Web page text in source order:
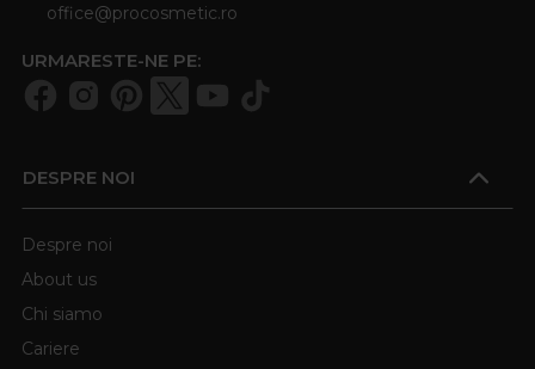
office@procosmetic.ro
URMARESTE-NE PE:
DESPRE NOI
Despre noi
About us
Chi siamo
Cariere